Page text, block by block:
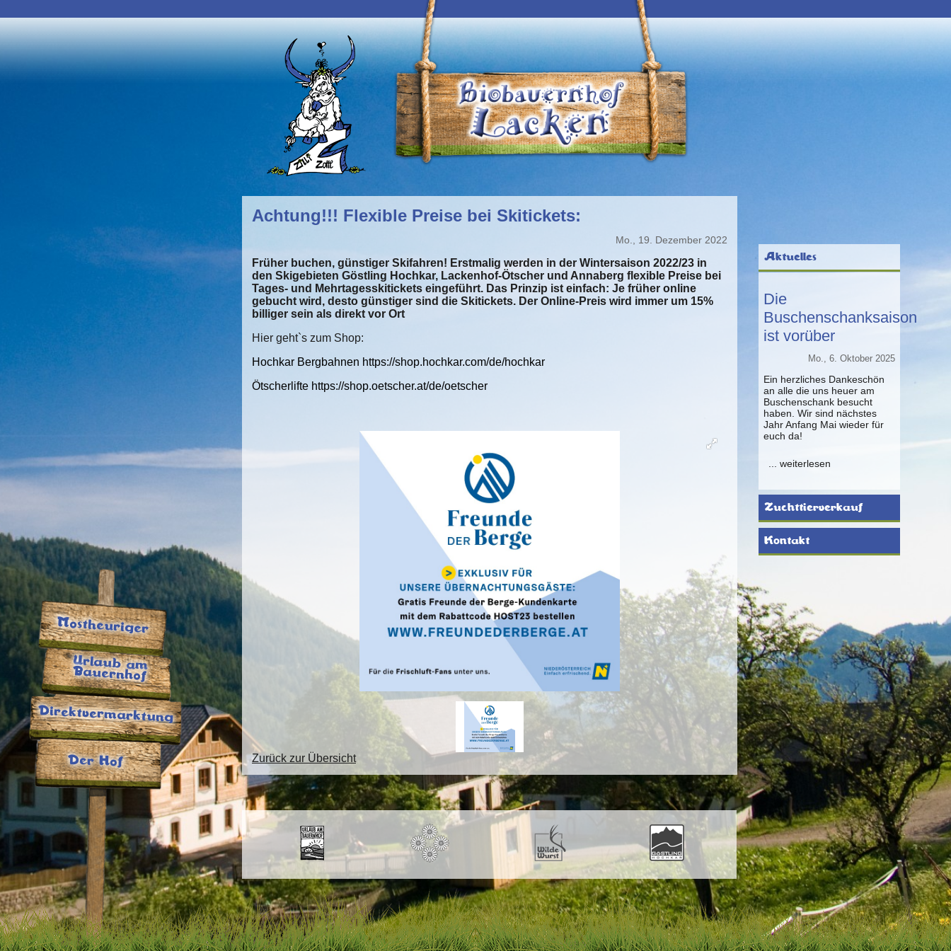
Achtung!!! Flexible Preise bei Skitickets:
Mo., 19. Dezember 2022
Früher buchen, günstiger Skifahren! Erstmalig werden in der Wintersaison 2022/23 in
den Skigebieten Göstling Hochkar, Lackenhof-Ötscher und Annaberg flexible Preise bei
Tages- und Mehrtagesskitickets eingeführt. Das Prinzip ist einfach: Je früher online
gebucht wird, desto günstiger sind die Skitickets. Der Online-Preis wird immer um 15%
billiger sein als direkt vor Ort
Hier geht`s zum Shop:
Hochkar Bergbahnen https://shop.hochkar.com/de/hochkar
Ötscherlifte https://shop.oetscher.at/de/oetscher
Zurück zur Übersicht
Aktuelles
Die
Buschenschanksaison
ist vorüber
Mo., 6. Oktober 2025
Ein herzliches Dankeschön
an alle die uns heuer am
Buschenschank besucht
haben. Wir sind nächstes
Jahr Anfang Mai wieder für
euch da!
... weiterlesen
Zuchttierverkauf
Kontakt
Mostheuriger
Urlaub am
Bauernhof
Direktvermarktung
Der Hof